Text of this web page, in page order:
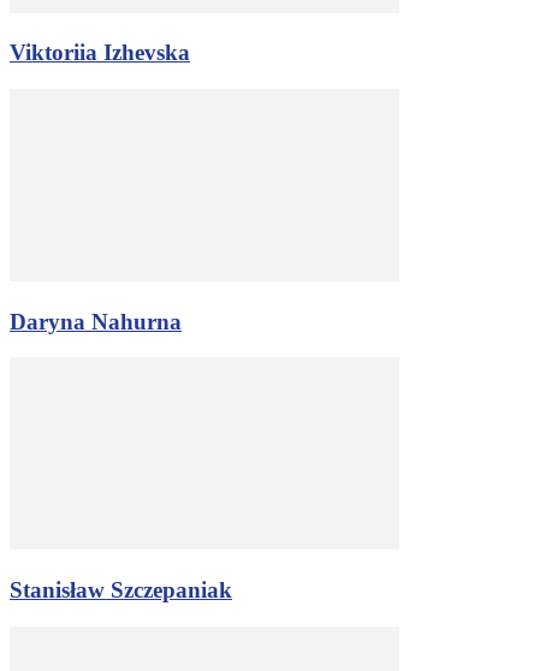
Viktoriia Izhevska
Daryna Nahurna
Stanisław Szczepaniak